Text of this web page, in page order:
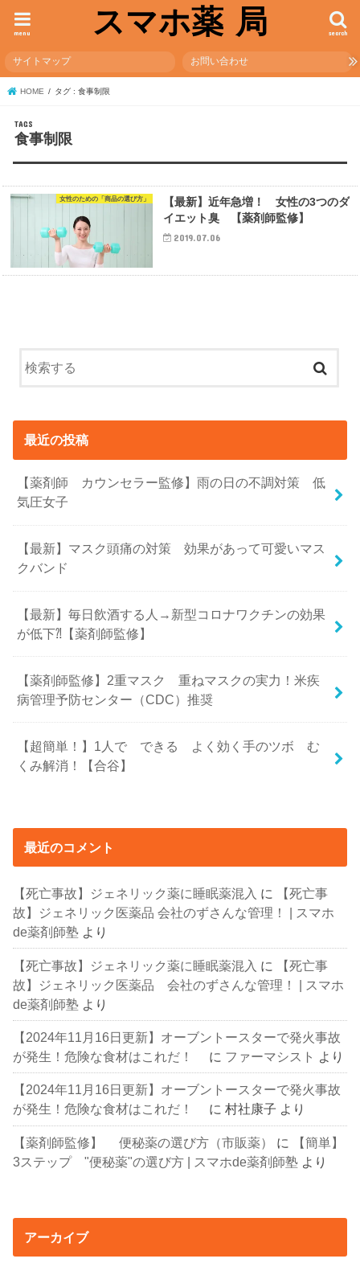
スマホ薬 局 search
menu
サイトマップ お問い合わせ
HOME タグ : 食事制限
食事制限
女性のための「商品の選び方」
【最新】近年急増！ 女性の3つのダ
イエット臭 【薬剤師監修】
2019.07.06
最近の投稿
【薬剤師 カウンセラー監修】雨の日の不調対策 低
気圧女子
【最新】マスク頭痛の対策 効果があって可愛いマス
クバンド
【最新】毎日飲酒する人→新型コロナワクチンの効果
が低下⁈【薬剤師監修】
【薬剤師監修】2重マスク 重ねマスクの実力！米疾
病管理予防センター（CDC）推奨
【超簡単！】1人で できる よく効く手のツボ む
くみ解消！【合谷】
最近のコメント
【死亡事故】ジェネリック薬に睡眠薬混入 に
【死亡事
故】ジェネリック医薬品 会社のずさんな管理！ | スマホ
de薬剤師塾 より
【死亡事故】ジェネリック薬に睡眠薬混入 に
【死亡事
故】ジェネリック医薬品 会社のずさんな管理！ | スマホ
de薬剤師塾 より
【2024年11月16日更新】オーブントースターで発火事故
が発生！危険な食材はこれだ！
に ファーマシスト より
【2024年11月16日更新】オーブントースターで発火事故
が発生！危険な食材はこれだ！
に村社康子 より
【薬剤師監修】 便秘薬の選び方（市販薬） に
【簡単】
3ステップ "便秘薬"の選び方 | スマホde薬剤師塾 より
アーカイブ